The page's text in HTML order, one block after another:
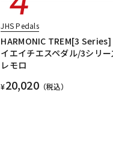
JHS Pedals
HARMONIC TREM[3 Series]
イエイチエスペダル/3シリー
レモロ
¥20,020（税込）